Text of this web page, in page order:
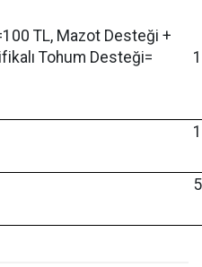
TL, Mazot Desteği +
Tohum Desteği=